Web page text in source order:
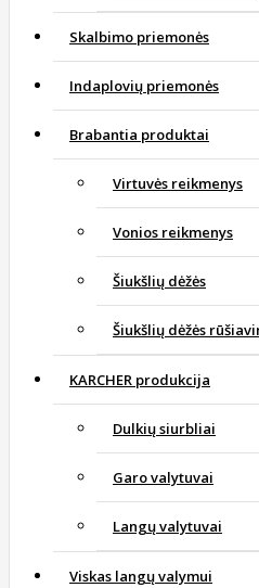
Skalbimo priemonės
Indaplovių priemonės
Brabantia produktai
Virtuvės reikmenys
Vonios reikmenys
Šiukšlių dėžės
Šiukšlių dėžės
KARCHER produkcija
Dulkių siurbliai
Garo valytuvai
Langų valytuvai
Viskas langų valymui